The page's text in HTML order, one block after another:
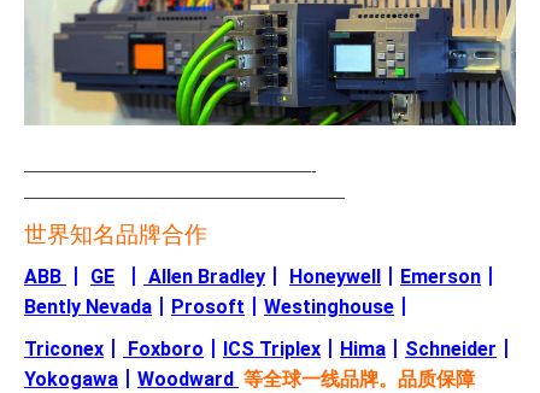
—————————————————-
———————————————————
世界知名品牌合作
ABB GE Allen Bradley Honeywell Emerson
Bently Nevada
Prosoft Westinghouse
Triconex
Foxboro ICS Triplex Hima Schneider
Yokogawa
Woodward 等全球一线品牌。品质保障